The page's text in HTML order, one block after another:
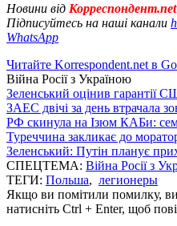
Новини від Корреспондент.net
Підписуйтесь на наші канали
WhatsApp
Читайте Korrespondent.net в
Війна Росії з Україною
Зеленський оцінив гарантії
ЗАЕС двічі за день втрачала
РФ скинула на Ізюм КАБи:
Туреччина закликає до
Зеленський: Путін планує
СПЕЦТЕМА: Війна Росії з
ТЕГИ: Польша, легионеры
Якщо ви помітили помилку,
натисніть Ctrl + Enter, щоб